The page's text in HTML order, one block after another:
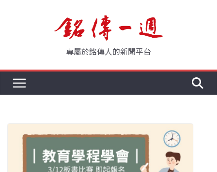
專屬於銘傳人的新聞平台